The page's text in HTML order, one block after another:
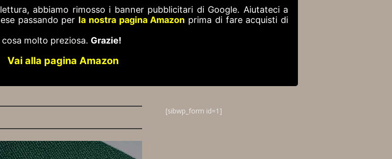
abbiamo rimosso i banner pubblicitari di Google. Aiutateci a
passando per la nostra pagina Amazon prima di fare acquisti di
molto preziosa. Grazie!
Vai alla pagina Amazon
[sibwp_form id=1]